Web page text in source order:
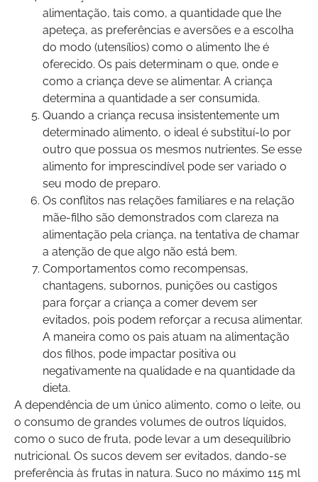
alimentação, tais como, a quantidade que lhe
apeteça, as preferências e aversões e a escolha
do modo (utensílios) como o alimento lhe é
oferecido. Os pais determinam o que, onde e
como a criança deve se alimentar. A criança
determina a quantidade a ser consumida.
Quando a criança recusa insistentemente um
determinado alimento, o ideal é substituí-lo por
outro que possua os mesmos nutrientes. Se esse
alimento for imprescindível pode ser variado o
seu modo de preparo.
Os conflitos nas relações familiares e na relação
mãe-filho são demonstrados com clareza na
alimentação pela criança, na tentativa de chamar
a atenção de que algo não está bem.
Comportamentos como recompensas,
chantagens, subornos, punições ou castigos
para forçar a criança a comer devem ser
evitados, pois podem reforçar a recusa alimentar.
A maneira como os pais atuam na alimentação
dos filhos, pode impactar positiva ou
negativamente na qualidade e na quantidade da
dieta.
A dependência de um único alimento, como o leite, ou
o consumo de grandes volumes de outros líquidos,
como o suco de fruta, pode levar a um desequilíbrio
nutricional. Os sucos devem ser evitados, dando-se
preferência às frutas in natura. Suco no máximo 115 ml